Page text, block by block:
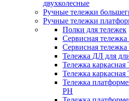
двухколесные
Ручные тележки
Ручные тележки
Полки для тележек
Сервисная
Сервисная
Тележка ДЛ для
Тележка каркасная
Тележка
Тележка
PH